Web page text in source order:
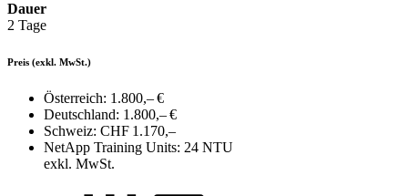
Dauer
2 Tage
Preis (exkl. MwSt.)
Österreich: 1.800,– €
Deutschland: 1.800,– €
Schweiz: CHF 1.170,–
NetApp Training Units: 24 NTU
exkl. MwSt.